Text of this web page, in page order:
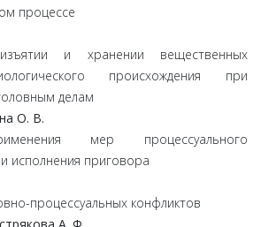
процессе
и хранении вещественных
происхождения при
делам
О. В.
мер процессуального
исполнения приговора
процессуальных конфликтов
А. Ф.